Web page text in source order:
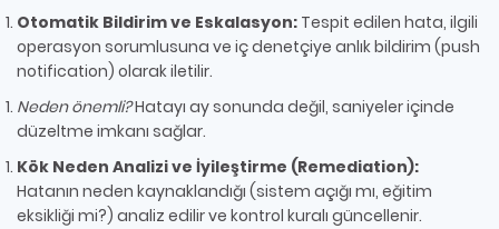
Otomatik Bildirim ve Eskalasyon: Tespit edilen hata, ilgili
operasyon sorumlusuna ve iç denetçiye anlık bildirim (push
notification) olarak iletilir.
Neden önemli?Hatayı ay sonunda değil, saniyeler içinde
düzeltme imkanı sağlar.
Kök Neden Analizi ve İyileştirme (Remediation):
Hatanın neden kaynaklandığı (sistem açığı mı, eğitim
eksikliği mi?) analiz edilir ve kontrol kuralı güncellenir.